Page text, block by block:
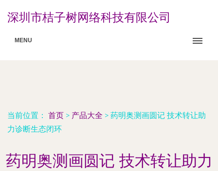
深圳市桔子树网络科技有限公司
MENU
当前位置： 首页 > 产品大全 > 药明奥测画圆记 技术转让助
力诊断生态闭环
药明奥测画圆记 技术转让助力